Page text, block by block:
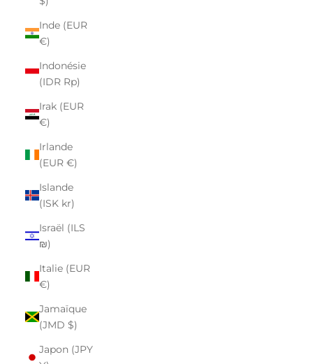
Inde (EUR
€)
Indonésie
(IDR Rp)
Irak (EUR
€)
Irlande
(EUR €)
Islande
(ISK kr)
Israël (ILS
₪)
Italie (EUR
€)
Jamaïque
(JMD $)
Japon (JPY